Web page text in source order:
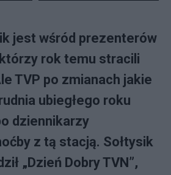
jest wśród prezenterów
rok temu stracili
TVP po zmianach jakie
ubiegłego roku
dziennikarzy
z tą stacją. Sołtysik
„Dzień Dobry TVN”,